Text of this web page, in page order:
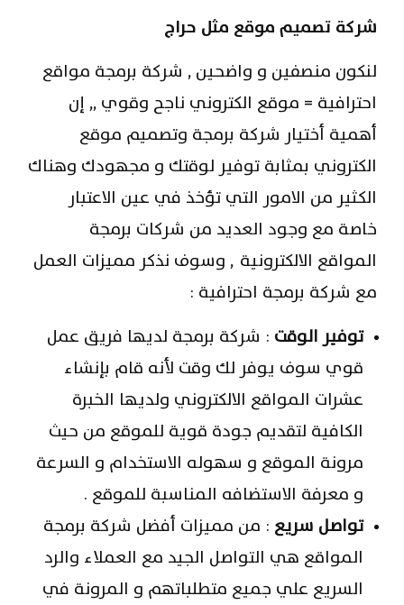
شركة تصميم موقع مثل حراج
لنكون منصفين و واضحين , شركة برمجة مواقع
احترافية = موقع الكتروني ناجح وقوي ,, إن
أهمية أختيار شركة برمجة وتصميم موقع
الكتروني بمثابة توفير لوقتك و مجهودك وهناك
الكثير من الامور التي تؤخذ في عين الاعتبار
خاصة مع وجود العديد من شركات برمجة
المواقع الالكترونية , وسوف نذكر مميزات العمل
مع شركة برمجة احترافية :
توفير الوقت : شركة برمجة لديها فريق عمل
قوي سوف يوفر لك وقت لأنه قام بإنشاء
عشرات المواقع الالكتروني ولديها الخبرة
الكافية لتقديم جودة قوية للموقع من حيث
مرونة الموقع و سهوله الاستخدام و السرعة
و معرفة الاستضافه المناسبة للموقع .
تواصل سريع : من مميزات أفضل شركة برمجة
المواقع هي التواصل الجيد مع العملاء والرد
السريع علي جميع متطلباتهم و المرونة في